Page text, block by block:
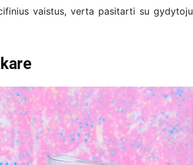
vaistus, verta pasitarti su gydytoju